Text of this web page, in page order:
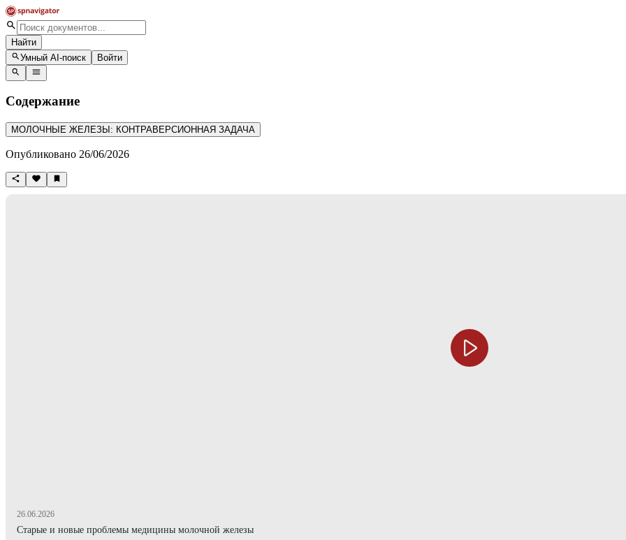
Найти
Умный AI-поиск
Войти
Содержание
МОЛОЧНЫЕ ЖЕЛЕЗЫ: КОНТРАВЕРСИОННАЯ ЗАДАЧА
Опубликовано 26/06/2026
26.06.2026
Старые и новые проблемы медицины молочной железы